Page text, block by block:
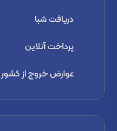
دریافت شبا
پرداخت آنلاین
عوارض خروج از کشور